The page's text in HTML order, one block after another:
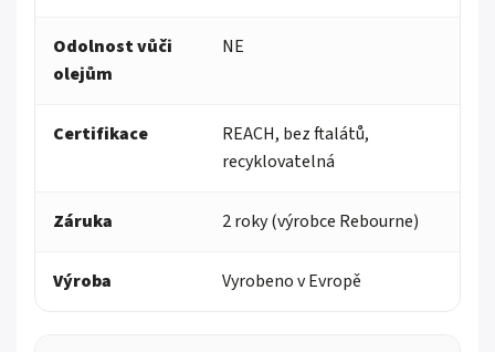
Odolnost vůči
olejům
NE
Certifikace
REACH, bez ftalátů,
recyklovatelná
Záruka 2 roky (výrobce Rebourne)
Výroba Vyrobeno v Evropě